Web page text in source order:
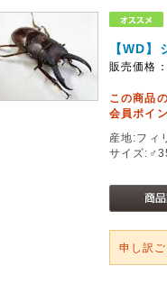
【WD
販売価格
この商品
会員ポイ
産地:フ
サイズ
申し訳